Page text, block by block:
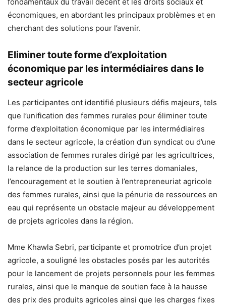
économiques, en abordant les principaux problèmes et en
cherchant des solutions pour l’avenir.
Eliminer toute forme d’exploitation
économique par les intermédiaires dans le
secteur agricole
Les participantes ont identifié plusieurs défis majeurs, tels
que l’unification des femmes rurales pour éliminer toute
forme d’exploitation économique par les intermédiaires
dans le secteur agricole, la création d’un syndicat ou d’une
association de femmes rurales dirigé par les agricultrices,
la relance de la production sur les terres domaniales,
l’encouragement et le soutien à l’entrepreneuriat agricole
des femmes rurales, ainsi que la pénurie de ressources en
eau qui représente un obstacle majeur au développement
de projets agricoles dans la région.
Mme Khawla Sebri, participante et promotrice d’un projet
agricole, a souligné les obstacles posés par les autorités
pour le lancement de projets personnels pour les femmes
rurales, ainsi que le manque de soutien face à la hausse
des prix des produits agricoles ainsi que les charges fixes